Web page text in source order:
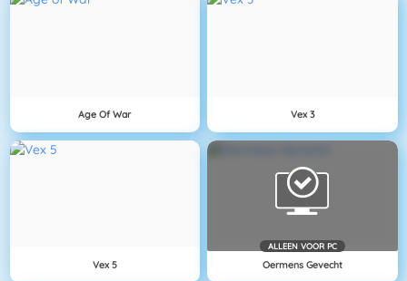
Age Of War Vex 3
Vex 5
ALLEEN VOOR PC
Oermens Gevecht